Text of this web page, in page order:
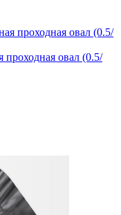
овал (0.5/